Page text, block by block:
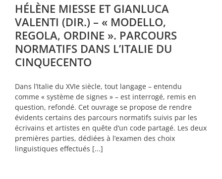
HÉLÈNE MIESSE ET GIANLUCA
VALENTI (DIR.) – « MODELLO,
REGOLA, ORDINE ». PARCOURS
NORMATIFS DANS L’ITALIE DU
CINQUECENTO
Dans l’Italie du XVIe siècle, tout langage – entendu
comme « système de signes » – est interrogé, remis en
question, refondé. Cet ouvrage se propose de rendre
évidents certains des parcours normatifs suivis par les
écrivains et artistes en quête d’un code partagé. Les deux
premières parties, dédiées à l’examen des choix
linguistiques effectués [...]